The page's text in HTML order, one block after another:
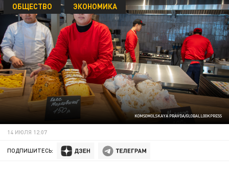
KOMSOMOLSKAYA PRAVDA/GLOBALLOOKPRESS
ОБЩЕСТВО ЭКОНОМИКА
14 ИЮЛЯ 12:07
ПОДПИШИТЕСЬ: